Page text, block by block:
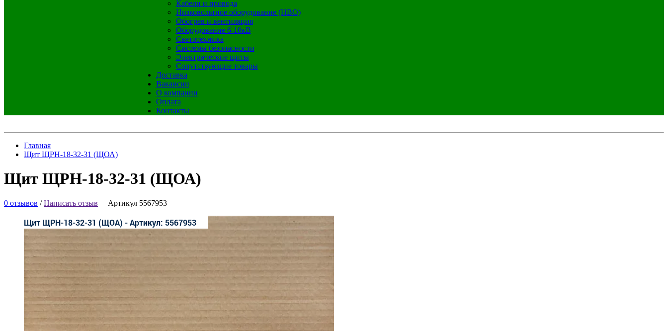
Кабели и провода
Низковольтное оборудование (НВО)
Обогрев и вентиляция
Оборудование 6-10кВ
Светотехника
Системы безопасности
Электрические щиты
Сопутствующие товары
Доставка
Вакансии
О компании
Оплата
Контакты
Главная
Щит ЩРН-18-32-31 (ЩОА)
Щит ЩРН-18-32-31 (ЩОА)
0 отзывов /Написать отзыв Артикул 5567953